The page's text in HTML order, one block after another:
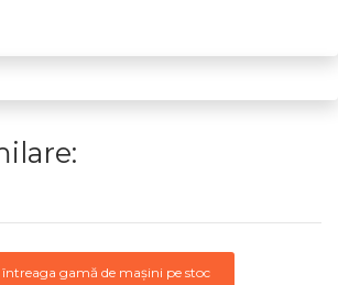
întreaga gamă de mașini pe stoc